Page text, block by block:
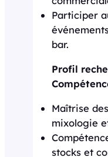
Participer
bar.
Profil
Maîtrise
mixologie
stocks et